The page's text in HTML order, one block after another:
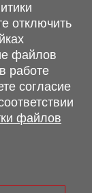
20А,
на сайте
и
характер и
п.2 ст.407
отключить
файлов
работе
согласие
файлов